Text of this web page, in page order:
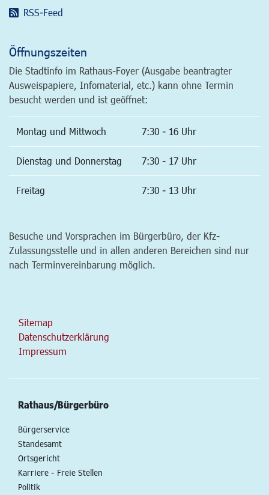
RSS-Feed
Öffnungszeiten
Die Stadtinfo im Rathaus-Foyer (Ausgabe beantragter
Ausweispapiere, Infomaterial, etc.) kann ohne Termin
besucht werden und ist geöffnet:
Montag und Mittwoch 7:30 - 16 Uhr
Dienstag und Donnerstag 7:30 - 17 Uhr
Freitag 7:30 - 13 Uhr
Besuche und Vorsprachen im Bürgerbüro, der Kfz-
Zulassungsstelle und in allen anderen Bereichen sind nur
nach Terminvereinbarung möglich.
Sitemap
Datenschutzerklärung
Impressum
Rathaus/Bürgerbüro
Bürgerservice
Standesamt
Ortsgericht
Karriere - Freie Stellen
Politik